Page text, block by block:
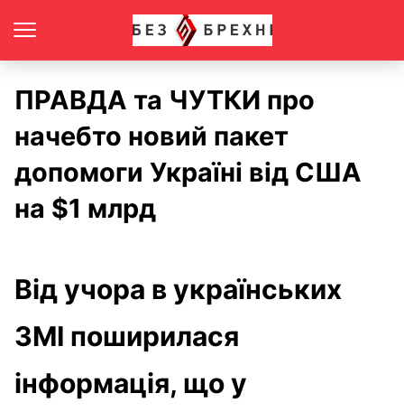
ПРАВДА та ЧУТКИ про
начебто новий пакет
допомоги Україні від США
на $1 млрд
Від учора в українських
ЗМІ поширилася
інформація, що у